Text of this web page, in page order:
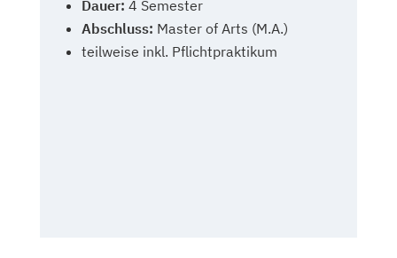
Dauer: 4 Semester
Abschluss: Master of Arts (M.A.)
teilweise inkl. Pflichtpraktikum